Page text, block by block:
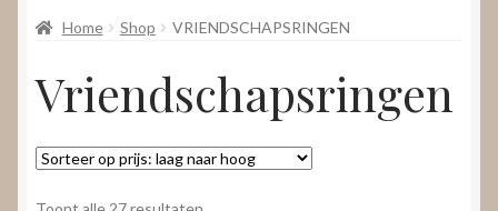
Over
Contact
Home Shop VRIENDSCHAPSRINGEN
Vriendschapsringen